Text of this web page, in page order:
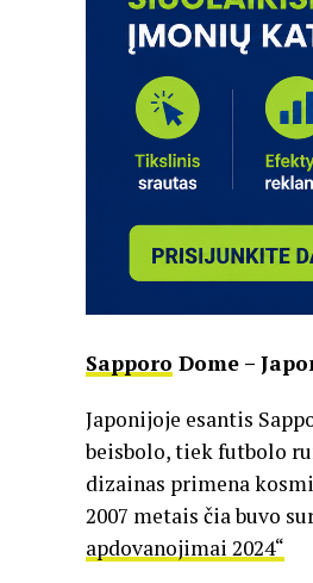
Sapporo Dome –
Japonijoje esantis
beisbolo, tiek futbolo
dizainas primena
2007 metais čia buvo
apdovanojimai 2024“